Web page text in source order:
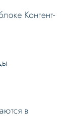
Контент-
в